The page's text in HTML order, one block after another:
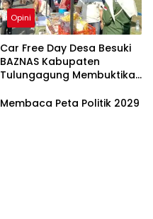
Opini
Car Free Day Desa Besuki
BAZNAS Kabupaten
Tulungagung Membuktikan
dari Desa
Membaca Peta Politik 2029